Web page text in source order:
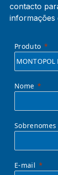
contacto
informações
Produto
Nome
Sobrenomes
E-mail